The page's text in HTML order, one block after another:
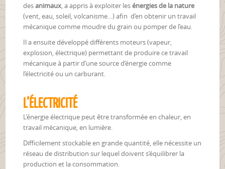
desanimaux, a appris à exploiter lesénergies de la nature
(vent, eau, soleil, volcanisme…) afin d’en obtenir un travail
mécanique comme moudre du grain ou pomper de l’eau.
Il a ensuite développé différents moteurs (vapeur,
explosion, électrique) permettant de produire ce travail
mécanique à partir d’une source d’énergie comme
l’électricité ou un carburant.
L’ÉLECTRICITÉ
L’énergie électrique peut être transformée en chaleur, en
travail mécanique, en lumière.
Difficilement stockable en grande quantité, elle nécessite un
réseau de distribution sur lequel doivent s’équilibrer la
production et la consommation.